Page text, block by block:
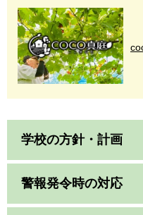
学校の方針・計画
警報発令時の対応